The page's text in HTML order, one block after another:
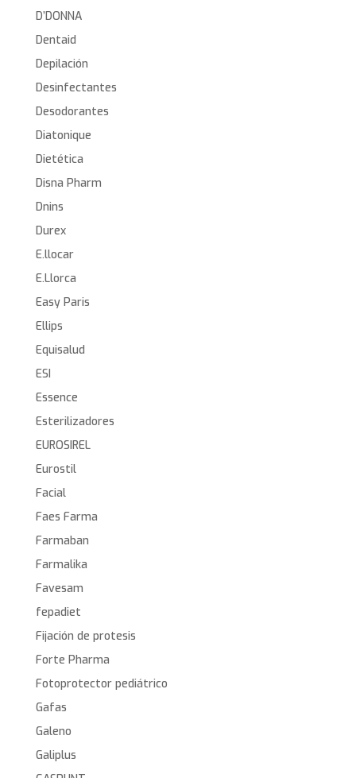
D’DONNA
Dentaid
Depilación
Desinfectantes
Desodorantes
Diatonique
Dietética
Disna Pharm
Dnins
Durex
E.llocar
E.Llorca
Easy Paris
Ellips
Equisalud
ESI
Essence
Esterilizadores
EUROSIREL
Eurostil
Facial
Faes Farma
Farmaban
Farmalika
Favesam
fepadiet
Fijación de protesis
Forte Pharma
Fotoprotector pediátrico
Gafas
Galeno
Galiplus